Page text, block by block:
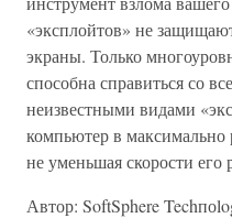
«эксплойтов» не
экраны. Только
способна справиться со
неизвестными видами
компьютер в максимально
не уменьшая скорости его
Автор: SoftSphere